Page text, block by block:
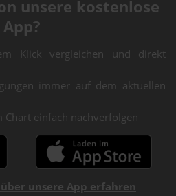
unsere kostenlose
App?
Klick vergleichen und direkt
immer auf dem aktuellen
Chart einfach nachverfolgen
unsere App erfahren